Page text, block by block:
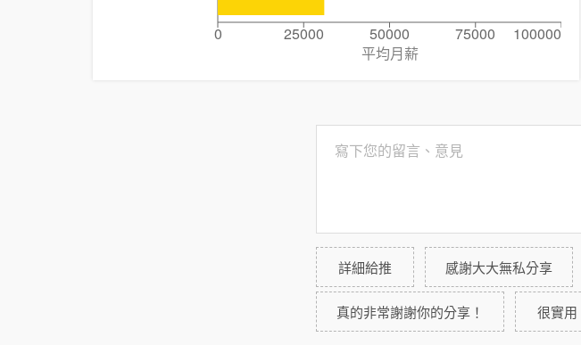
0 25000 50000 75000
100000
平均月薪
詳細給推 感謝大大無私分享
真的非常謝謝你的分享！ 很實用